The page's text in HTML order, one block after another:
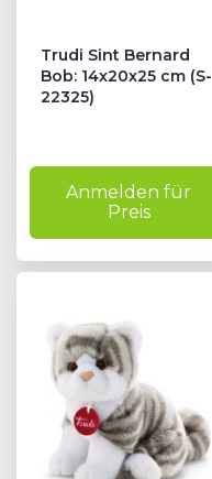
Trudi Sint Bernard
Bob: 14x20x25 cm (S-
22325)
Anmelden für
Preis